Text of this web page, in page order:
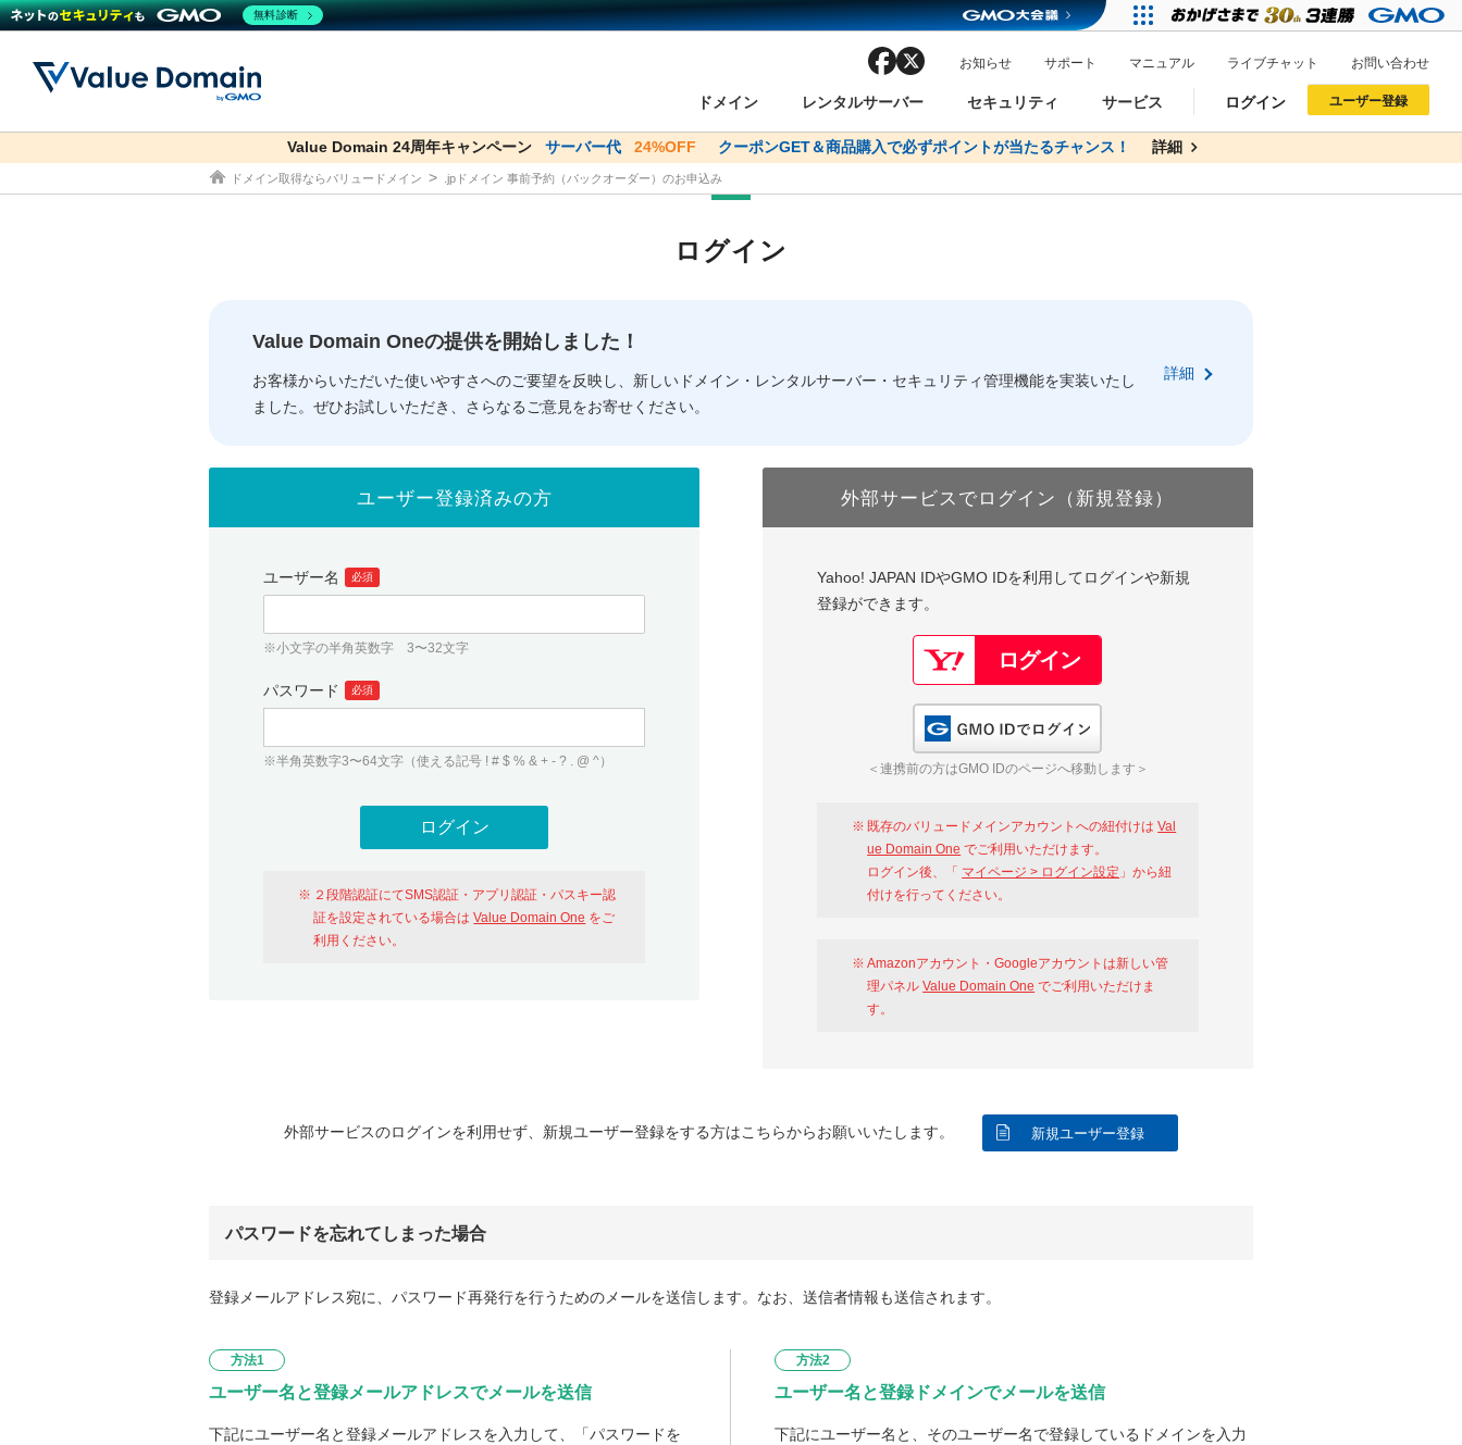
ドメイン
ドメイン ドメイン検索
ドメイン一括検索
人気ドメインの種類 WHOIS検索
レンタルサーバー
レンタルサーバー コアサーバー
セキュリティ
セキュリティ Value Domain ネットde診断
サービス
サービス お得意様割引
バリュードメインAPI
facebook お知らせ サポート マニュアル ライブチャット お問い合わせ
ログイン
従来のバリュードメインをご利用希望の方 おすすめ One レンタルサーバーを含む最新の機能を使う方
以下でもログイン可能
ユーザー登録
従来のバリュードメインをご利用希望の方 おすすめ One レンタルサーバーを含む最新の機能を使う方
以下でも登録可能
Value Domain 24周年キャンペーン サーバー代 24%OFF クーポンGET＆商品購入で必ずポイントが当たるチャンス！ 詳細
co.jpドメイン✕コアサーバーV2ビジネス応援キャンペーン サーバー料金1年間無料 詳細
ドメイン取得ならバリュードメイン .jpドメイン 事前予約（バックオーダー）のお申込み
ログイン
Value Domain Oneの提供を開始しました！
お客様からいただいた使いやすさへのご要望を反映し、新しいドメイン・レンタルサーバー・セキュリティ管理機能を実装いたし
ました。ぜひお試しいただき、さらなるご意見をお寄せください。
詳細
ユーザー登録済みの方
ユーザー名 必須
※小文字の半角英数字 3〜32文字
パスワード 必須
※半角英数字3〜64文字（使える記号 ! # $ % & + - ? . @ ^）
２段階認証にてSMS認証・アプリ認証・パスキー認
証を設定されている場合はValue Domain One をご
利用ください。
外部サービスでログイン（新規登録）
Yahoo! JAPAN IDやGMO IDを利用してログインや新規
登録ができます。
＜連携前の方はGMO IDのページへ移動します＞
既存のバリュードメインアカウントへの紐付けはVal
ue Domain One でご利用いただけます。
ログイン後、「 マイページ > ログイン設定 」から紐
付けを行ってください。
Amazonアカウント・Googleアカウントは新しい管
理パネルValue Domain One でご利用いただけま
す。
外部サービスのログインを利用せず、新規ユーザー登録をする方はこちらからお願いいたします。 新規ユーザー登録
パスワードを忘れてしまった場合
登録メールアドレス宛に、パスワード再発行を行うためのメールを送信します。なお、送信者情報も送信されます。
方法1
ユーザー名と登録メールアドレスでメールを送信
下記にユーザー名と登録メールアドレスを入力して、「パスワードを
方法2
ユーザー名と登録ドメインでメールを送信
下記にユーザー名と、そのユーザー名で登録しているドメインを入力
無料診断